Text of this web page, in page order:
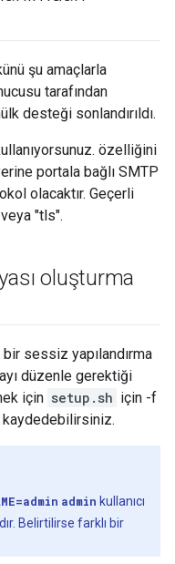
şu amaçlarla
tarafından
desteği sonlandırıldı.
özelliğini
portala bağlı SMTP
olacaktır. Geçerli
"tls".
oluşturma
sessiz yapılandırma
düzenle gerektiği
için setup.sh için -f
kaydedebilirsiniz.
admin kullanıcı
Belirtilirse farklı bir